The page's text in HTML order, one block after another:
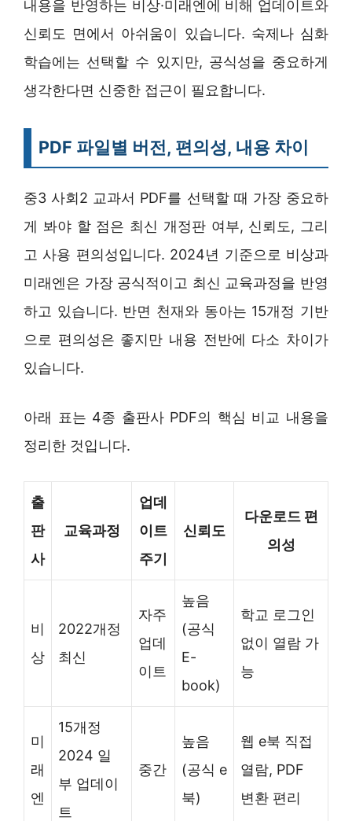
내용을 반영하는 비상·미래엔에 비해 업데이트와
신뢰도 면에서 아쉬움이 있습니다. 숙제나 심화
학습에는 선택할 수 있지만, 공식성을 중요하게
생각한다면 신중한 접근이 필요합니다.
PDF 파일별 버전, 편의성, 내용 차이
중3 사회2 교과서 PDF를 선택할 때 가장 중요하
게 봐야 할 점은 최신 개정판 여부, 신뢰도, 그리
고 사용 편의성입니다. 2024년 기준으로 비상과
미래엔은 가장 공식적이고 최신 교육과정을 반영
하고 있습니다. 반면 천재와 동아는 15개정 기반
으로 편의성은 좋지만 내용 전반에 다소 차이가
있습니다.
아래 표는 4종 출판사 PDF의 핵심 비교 내용을
정리한 것입니다.
출
판
사
교육과정
업데
이트
주기
신뢰도
다운로드 편
의성
비
상
2022개정
최신
자주
업데
이트
높음
(공식
E-
book)
학교 로그인
없이 열람 가
능
미
래
엔
15개정
2024 일
부 업데이
트
중간
높음
(공식 e
북)
웹 e북 직접
열람, PDF
변환 편리